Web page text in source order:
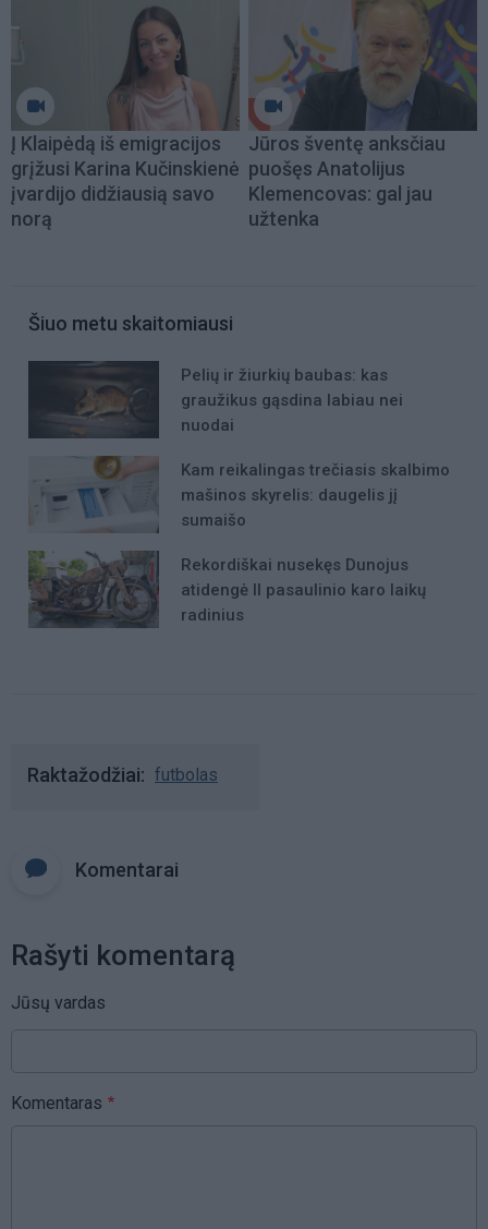
Į Klaipėdą iš emigracijos
grįžusi Karina Kučinskienė
įvardijo didžiausią savo
norą
Jūros šventę anksčiau
puošęs Anatolijus
Klemencovas: gal jau
užtenka
Šiuo metu skaitomiausi
Pelių ir žiurkių baubas: kas
graužikus gąsdina labiau nei
nuodai
Kam reikalingas trečiasis skalbimo
mašinos skyrelis: daugelis jį
sumaišo
Rekordiškai nusekęs Dunojus
atidengė II pasaulinio karo laikų
radinius
Raktažodžiai futbolas
Komentarai
Rašyti komentarą
Jūsų vardas
Komentaras